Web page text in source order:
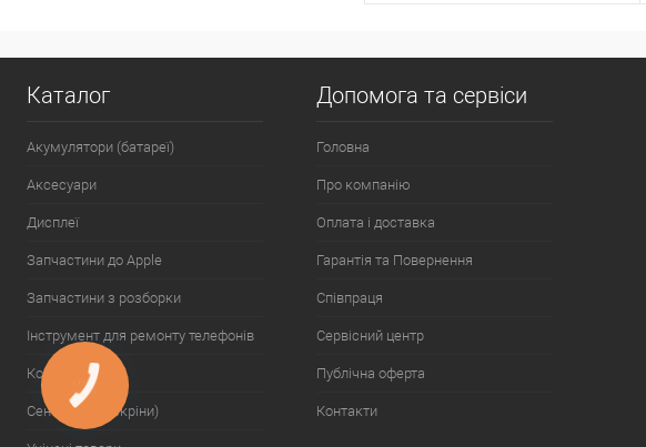
Купити в 1 клік
Каталог
Акумулятори (батареї)
Аксесуари
Дисплеї
Запчастини до Apple
Запчастини з розборки
Інструмент для ремонту телефонів
Комплектуючі
Сенсора (тачскріни)
Допомога та сервіси
Головна
Про компанію
Оплата і доставка
Гарантія та Повернення
Співпраця
Сервісний центр
Публічна оферта
Контакти
КНОПКА
ЗВ'ЯЗКУ